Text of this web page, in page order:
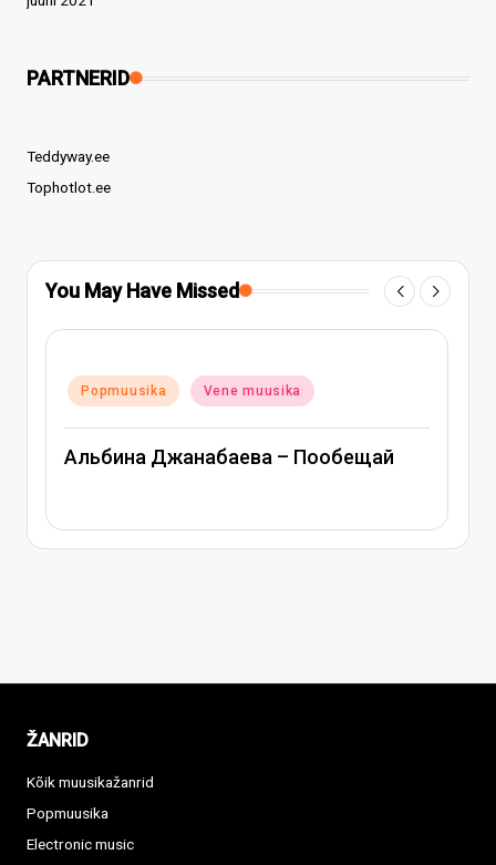
PARTNERID
Teddyway.ee
Tophotlot.ee
You May Have Missed
Posted
in
Popmuusika Vene muusika
Альбина Джанабаева – Пообещай
ŽANRID
Kõik muusikažanrid
Popmuusika
Electronic music